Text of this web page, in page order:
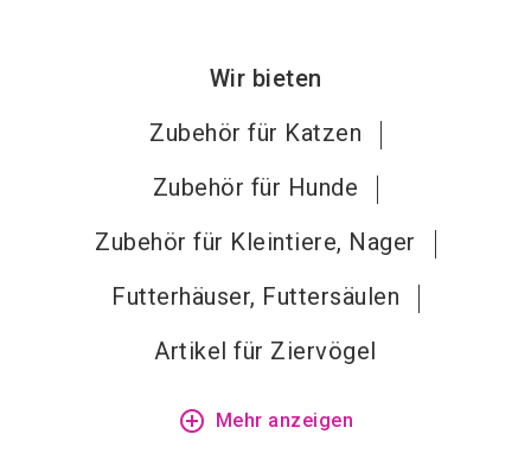
Wir bieten
Zubehör für Katzen
Zubehör für Hunde
Zubehör für Kleintiere, Nager
Futterhäuser, Futtersäulen
Artikel für Ziervögel
add_circle_outline Mehr anzeigen